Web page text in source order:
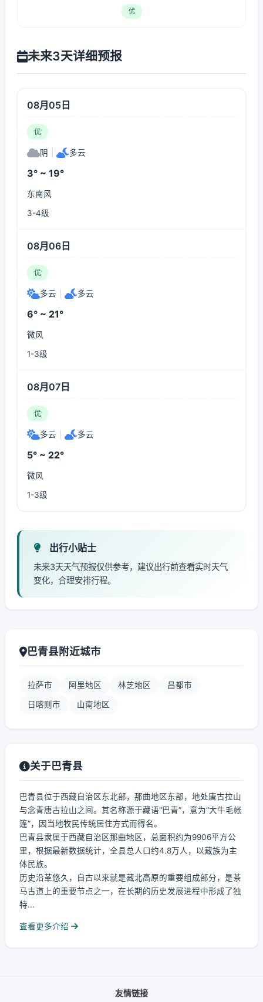
优
未来3天详细预报
08月05日
优
阴 多云
3° ~ 19°
东南风
3-4级
08月06日
优
多云 多云
6° ~ 21°
微风
1-3级
08月07日
优
多云 多云
5° ~ 22°
微风
1-3级
出行小贴士
未来3天天气预报仅供参考，建议出行前查看实时天气
变化，合理安排行程。
巴青县附近城市
拉萨市 阿里地区 林芝地区 昌都市
日喀则市 山南地区
关于巴青县
巴青县位于西藏自治区东北部，那曲地区东部，地处唐古拉山
与念青唐古拉山之间。其名称源于藏语“巴青”，意为“大牛毛帐
篷”，因当地牧民传统居住方式而得名。
巴青县隶属于西藏自治区那曲地区，总面积约为9906平方公
里，根据最新数据统计，全县总人口约4.8万人，以藏族为主
体民族。
历史沿革悠久，自古以来就是藏北高原的重要组成部分，是茶
马古道上的重要节点之一，在长期的历史发展进程中形成了独
特...
查看更多介绍
友情链接